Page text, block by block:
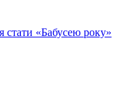
стати «Бабусею року»